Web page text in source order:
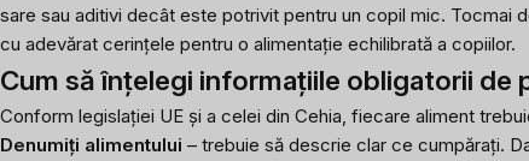
sare sau aditivi decât este potrivit pentru un copil mic. Tocmai
cu adevărat cerințele pentru o alimentație echilibrată a copiilor.
Cum să înțelegi informațiile obligatorii de
Conform legislației UE și a celei din Cehia, fiecare aliment
Denumiți alimentului – trebuie să descrie clar ce cumpărați.